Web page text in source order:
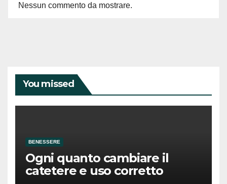
Nessun commento da mostrare.
You missed
BENESSERE
Ogni quanto cambiare il
catetere e uso corretto